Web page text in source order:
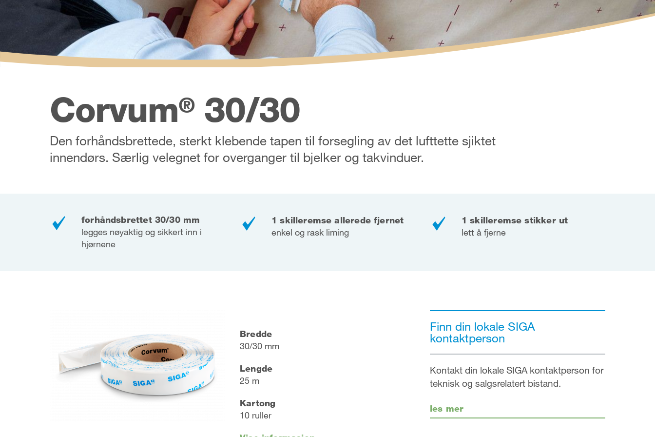
Corvum®30/30
Den forhåndsbrettede, sterkt klebende tapen til forsegling av det lufttette sjiktet
innendørs. Særlig velegnet for overganger til bjelker og takvinduer.
forhåndsbrettet 30/30 mm
legges nøyaktig og sikkert inn i
hjørnene
1 skilleremse allerede fjernet
enkel og rask liming
1 skilleremse stikker ut
lett å fjerne
Bredde
30/30 mm
Lengde
25 m
Kartong
10 ruller
Finn din lokale SIGA
kontaktperson
Kontakt din lokale SIGA kontaktperson for
teknisk og salgsrelatert bistand.
les mer